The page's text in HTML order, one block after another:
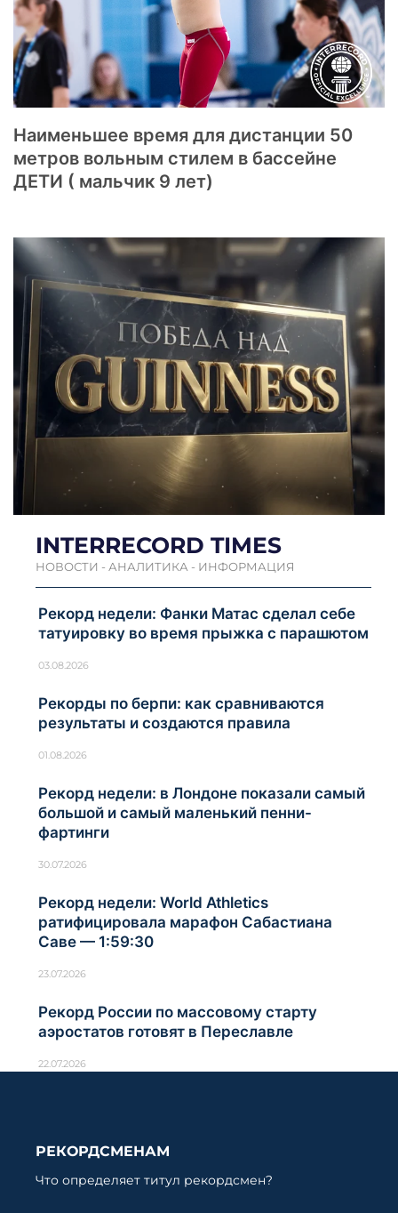
Наименьшее время для дистанции 50
метров вольным стилем в бассейне
ДЕТИ ( мальчик 9 лет)
INTERRECORD TIMES
НОВОСТИ - АНАЛИТИКА - ИНФОРМАЦИЯ
Рекорд недели: Фанки Матас сделал себе
татуировку во время прыжка с парашютом
03.08.2026
Рекорды по берпи: как сравниваются
результаты и создаются правила
01.08.2026
Рекорд недели: в Лондоне показали самый
большой и самый маленький пенни-
фартинги
30.07.2026
Рекорд недели: World Athletics
ратифицировала марафон Сабастиана
Саве — 1:59:30
23.07.2026
Рекорд России по массовому старту
аэростатов готовят в Переславле
22.07.2026
РЕКОРДСМЕНАМ
Что определяет титул рекордсмен?